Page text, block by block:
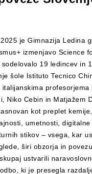
je Gimnazija Ledina
izmenjavo Science
19 ledincev in
šole Istituto Tecnico
italijanskima profesorjema
Niko Cebin in Matjažem
kot preplet
umetnosti,
stikov – vsega, kar
širi obzorja in
ustvarili
ki je presegla